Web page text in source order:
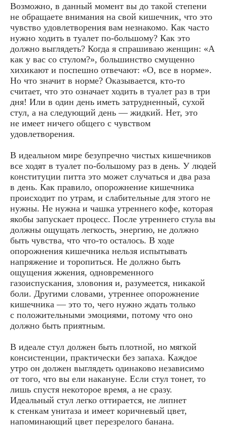
Возможно, в данный момент вы до такой степени
не обращаете внимания на свой кишечник, что это
чувство удовлетворения вам незнакомо. Как часто
нужно ходить в туалет по-большому? Как это
должно выглядеть? Когда я спрашиваю женщин: «А
как у вас со стулом?», большинство смущенно
хихикают и поспешно отвечают: «О, все в норме».
Но что значит в норме? Оказывается, кто-то
считает, что это означает ходить в туалет раз в три
дня! Или в один день иметь затрудненный, сухой
стул, а на следующий день — жидкий. Нет, это
не имеет ничего общего с чувством
удовлетворения.
В идеальном мире безупречно чистых кишечников
все ходят в туалет по-большому раз в день. У людей
конституции питта это может случаться и два раза
в день. Как правило, опорожнение кишечника
происходит по утрам, и слабительные для этого не
нужны. Не нужна и чашка утреннего кофе, которая
якобы запускает процесс. После утреннего стула вы
должны ощущать легкость, энергию, не должно
быть чувства, что что-то осталось. В ходе
опорожнения кишечника нельзя испытывать
напряжение и торопиться. Не должно быть
ощущения жжения, одновременного
газоиспускания, зловония и, разумеется, никакой
боли. Другими словами, утреннее опорожнение
кишечника — это то, чего нужно ждать только
с положительными эмоциями, потому что оно
должно быть приятным.
В идеале стул должен быть плотной, но мягкой
консистенции, практически без запаха. Каждое
утро он должен выглядеть одинаково независимо
от того, что вы ели накануне. Если стул тонет, то
лишь спустя некоторое время, а не сразу.
Идеальный стул легко оттирается, не липнет
к стенкам унитаза и имеет коричневый цвет,
напоминающий цвет перезрелого банана.